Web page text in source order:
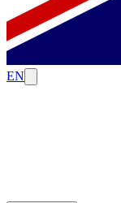
EN